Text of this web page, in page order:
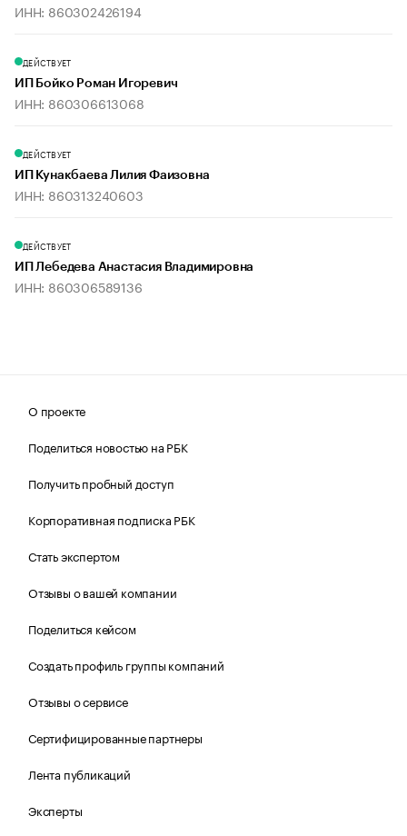
ИНН: 860302426194
ДЕЙСТВУЕТ
ИП Бойко Роман Игоревич
ИНН: 860306613068
ДЕЙСТВУЕТ
ИП Кунакбаева Лилия Фаизовна
ИНН: 860313240603
ДЕЙСТВУЕТ
ИП Лебедева Анастасия Владимировна
ИНН: 860306589136
О проекте
Поделиться новостью на РБК
Получить пробный доступ
Корпоративная подписка РБК
Стать экспертом
Отзывы о вашей компании
Поделиться кейсом
Создать профиль группы компаний
Отзывы о сервисе
Сертифицированные партнеры
Лента публикаций
Эксперты